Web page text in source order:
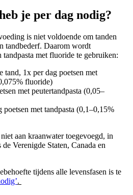
je per dag nodig?
is niet voldoende om tanden
tandbederf. Daarom wordt
tandpasta met fluoride te gebruiken:
tand, 1x per dag poetsen met
fluoride)
met peutertandpasta (0,05–
met tandpasta (0,1–0,15%
aan kraanwater toegevoegd, in
Verenigde Staten, Canada en
tijdens alle levensfasen is te
.